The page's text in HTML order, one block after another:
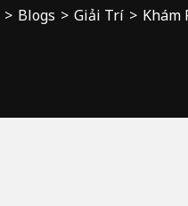
> Blogs > Giải Trí > Khám